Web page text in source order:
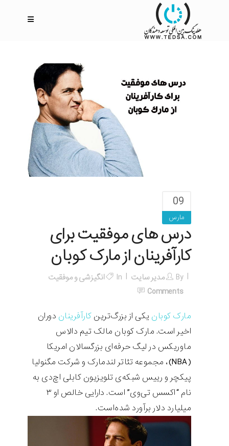
09
مارس
درس های موفقیت برای
کارآفرینان از مارک کوبان
By مدیر سایت In
انگیزشی و موفقیت
Comments
مارک کوبان یکی از بزرگ‌ترین کارآفرینان دوران
اخیر است. مارک کوبان مالک تیم دالاس
ماوریکس در لیگ حرفه‌ای بزرگسالان امریکا
(NBA)، مجموعه تئاتر لندمارک و شرکت مگنولیا
پیکچر و رییس شبکه‌ی تلویزیون کابلی اچ‌دی به
نام “اکسس تی‌وی” است. دارایی خالص او ۳
میلیارد دلار برآورد شده‌است.